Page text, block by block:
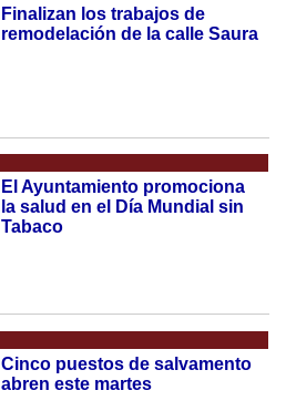
Finalizan los trabajos de
remodelación de la calle Saura
El Ayuntamiento promociona
la salud en el Día Mundial sin
Tabaco
Cinco puestos de salvamento
abren este martes